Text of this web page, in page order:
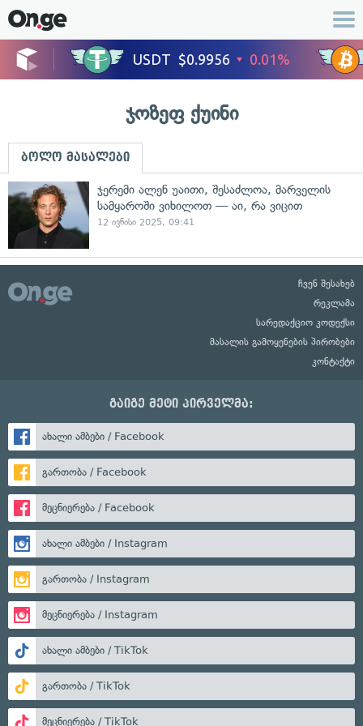
ჯოზეფ ქუინი
ბოლო მასალები
ჯერემი ალენ უაითი, შესაძლოა, მარველის
სამყაროში ვიხილოთ — აი, რა ვიცით
12 ივნისი 2025, 09:41
ჩვენ შესახებ
რეკლამა
სარედაქციო კოდექსი
მასალის გამოყენების პირობები
კონტაქტი
გაიგე მეტი პირველმა:
ახალი ამბები / Facebook
გართობა / Facebook
მეცნიერება / Facebook
ახალი ამბები / Instagram
გართობა / Instagram
მეცნიერება / Instagram
ახალი ამბები / TikTok
გართობა / TikTok
მეცნიერება / TikTok